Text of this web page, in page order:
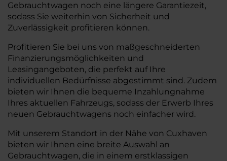
Gebrauchtwagen noch eine längere Garantiezeit,
sodass Sie weiterhin von Sicherheit und
Zuverlässigkeit profitieren können.
Profitieren Sie bei uns von maßgeschneiderten
Finanzierungsmöglichkeiten und
Leasingangeboten, die perfekt auf Ihre
individuellen Bedürfnisse abgestimmt sind. Zudem
bieten wir Ihnen die bequeme Inzahlungnahme
Ihres aktuellen Fahrzeugs, sodass der Erwerb Ihres
neuen Gebrauchtwagens noch einfacher wird.
Mit unserem Standort in der Nähe von Cuxhaven
bieten wir Ihnen eine breite Auswahl an
Gebrauchtwagen, die in einem erstklassigen